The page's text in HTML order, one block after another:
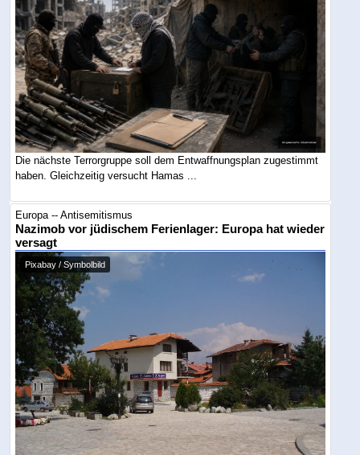
Die nächste Terrorgruppe soll dem Entwaffnungsplan zugestimmt
haben. Gleichzeitig versucht Hamas ...
Europa -- Antisemitismus
Nazimob vor jüdischem Ferienlager: Europa hat wieder
versagt
Pixabay / Symbolbild